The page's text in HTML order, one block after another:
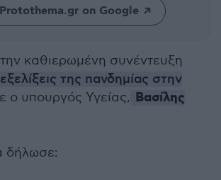
on Google
καθιερωμένη συνέντευξη
εξελίξεις της πανδημίας στην
ο υπουργός Υγείας, Βασίλης
δήλωσε: